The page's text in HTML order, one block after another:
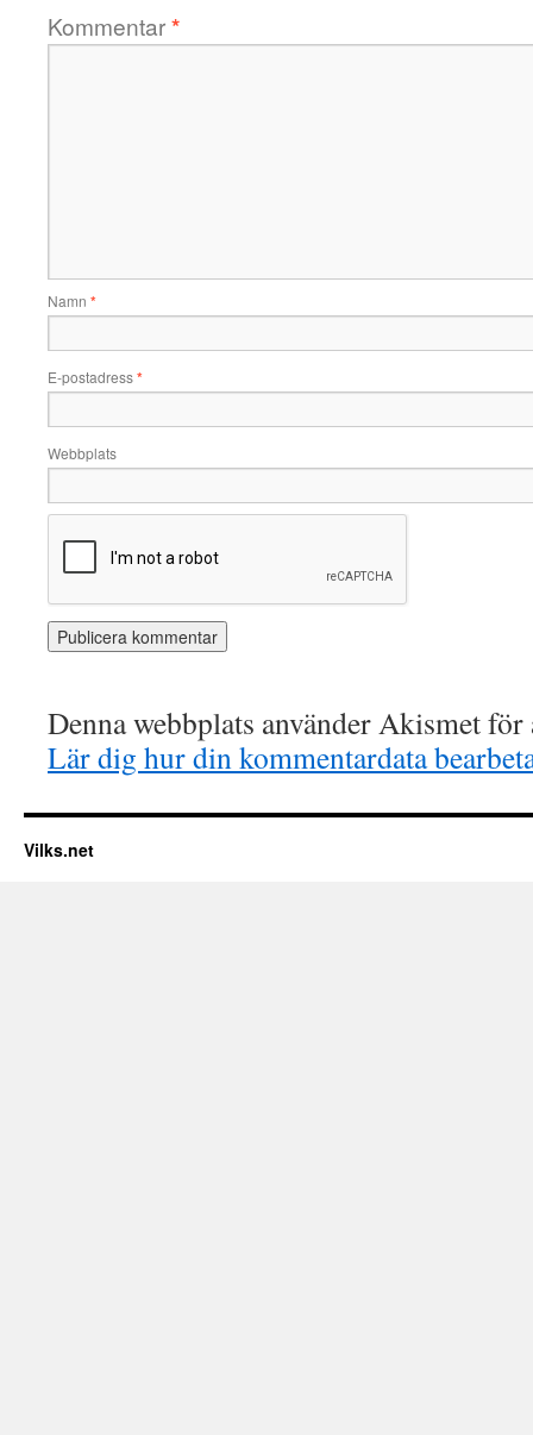
Kommentar*
Namn *
E-postadress*
Webbplats
Denna webbplats använder Akismet
Lär dig hur din kommentardata
Vilks.net